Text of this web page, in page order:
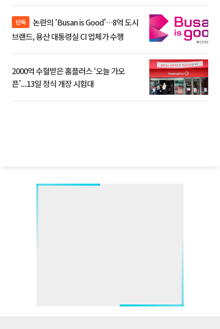
단독
브랜드, 용산 대통령실 CI 업체가 수행
2000억 수혈받은 홈플러스 ‘오늘 가오
픈’...13일 정식 개장 시험대